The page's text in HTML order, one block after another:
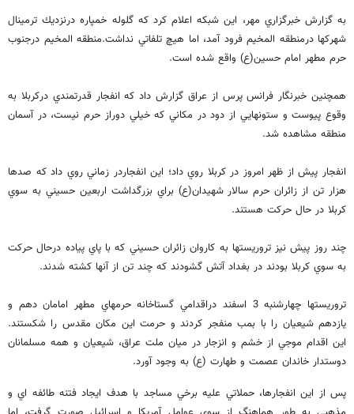
به گزارش خبرگزاري مهر، اين شبكه اعلام كرد كه گلوله خمپاره درنزديك ترمينال
شهركها درمنطقه المخيم فرود آمد، اما هيچ تلفاتي نداشت.منطقه المخيم درجنوب
حرم مطهر امام حسين(ع) واقع شده است.
همچنين خبرنگار فرانس پرس از عراق گزارش داد كه انفجار قدرتمندي دركربلا به
وقوع پيوست و ستونهايي از دود در مكاني كه خيلي دوراز حرم نيست، در آسمان
منطقه مشاهده شد.
انفجار پيش از ظهر امروز در كربلا روي داد؛ اين انفجاردر زماني روي داد كه صدها
هزار تن از زائران حرم سالار شهيدان(ع) براي بزرگداشت اربعين حسيني به سوي
كربلا در حال حركت هستند.
چند روز پيش نيز تروريستها به كاروان زائران حسيني كه با پاي پياده درحال حركت
به سوي كربلا بودند در بغداد آتش گشودند كه چند تن از آنها كشته شدند.
تروريستها چهارشنبه 3 اسفند دراقدامي گستاخانه حرمهاي مطهر امامان دهم و
يازدهم شيعيان را با بمب منفجر كردند و حرمت اين مكان مقدس را شكستند.
اين اقدام موجي از خشم و انزجار در ميان ملت عراق، شيعيان و همه مسلمانان
دوستدار خاندان عصمت و طهارت (ع) به وجود آورد.
پس از اين انفجارها، حملاتي عليه برخي مساجد با هدف ايجاد فتنه طائفه اي و